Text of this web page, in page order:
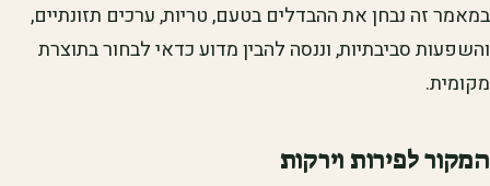
במאמר זה נבחן את ההבדלים בטעם, טריות, ערכים תזונתיים,
והשפעות סביבתיות, וננסה להבין מדוע כדאי לבחור בתוצרת
מקומית.
המקור לפירות וירקות